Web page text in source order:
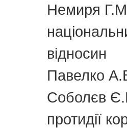
Немиря
відносин
Павелко
Соболєв
протидії